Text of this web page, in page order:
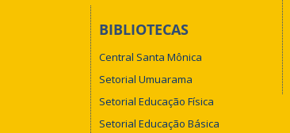
BIBLIOTECAS
Central Santa Mônica
Setorial Umuarama
Setorial Educação Física
Setorial Educação Básica